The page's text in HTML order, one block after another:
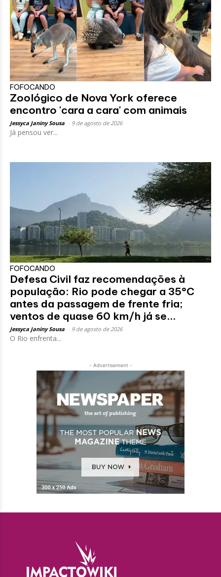
FOFOCANDO
Zoológico de Nova York oferece
encontro 'cara a cara' com animais
Jessyca Janiny Sousa 9 de agosto de 2026
Já pensou ver...
FOFOCANDO
Defesa Civil faz recomendações à
população: Rio pode chegar a 35°C
antes da passagem de frente fria;
ventos de quase 60 km/h já se...
Jessyca Janiny Sousa 9 de agosto de 2026
O Rio enfrenta...
- Advertisement -